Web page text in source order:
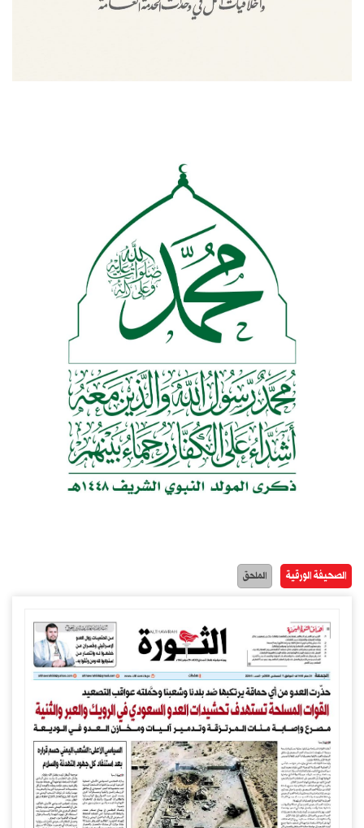
الصحيفة الورقية الملحق